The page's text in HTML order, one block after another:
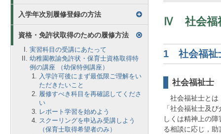
Ⅳ 社会福
1 社会福祉
社会福祉士
社会福祉士とは
「社会福祉士及
しくは精神上の
る相談に応じ，
入学年次別履修登録の方法
資格・免許状取得のための履修方法
実習科目の受講にあたって
幼稚園教諭免許状・保育士資格取得特
例の講座 （幼保特例講座）
入学許可後にまず最低限ご理解をい
ただきたいこと
履修すべき科目を再確認してくださ
い
レポート学習を始めよう
スクーリングを申込み受講しよう
（保育士取得希望者のみ）